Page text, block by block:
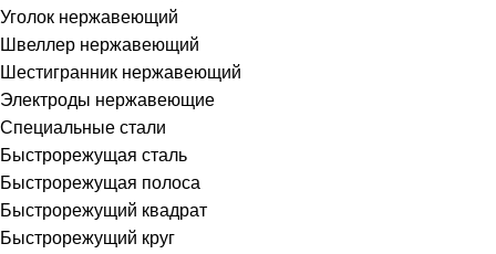
Уголок нержавеющий
Швеллер нержавеющий
Шестигранник нержавеющий
Электроды нержавеющие
Специальные стали
Быстрорежущая сталь
Быстрорежущая полоса
Быстрорежущий квадрат
Быстрорежущий круг